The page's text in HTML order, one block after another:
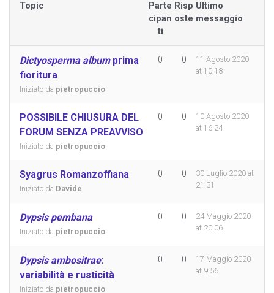
Topic
Parte
cipan
ti
Risp
oste
Ultimo
messaggio
Dictyosperma albumprima
fioritura
Iniziato da pietropuccio
0 0
11 Agosto 2020
at 10:18
POSSIBILE CHIUSURA DEL
FORUM SENZA PREAVVISO
Iniziato da pietropuccio
0 0
10 Agosto 2020
at 16:24
Syagrus Romanzoffiana
Iniziato da Davide
0 0
30 Luglio 2020 at
21:31
Dypsis pembana
Iniziato da pietropuccio
0 0
24 Maggio 2020
at 20:06
Dypsis ambositrae:
variabilità e rusticità
Iniziato da pietropuccio
0 0
17 Maggio 2020
at 9:56